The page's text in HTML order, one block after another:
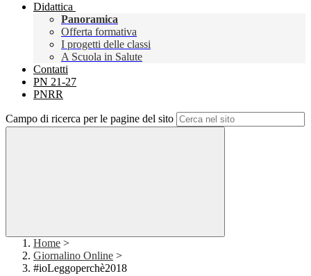
Didattica
Panoramica
Offerta formativa
I progetti delle classi
A Scuola in Salute
Contatti
PN 21-27
PNRR
Campo di ricerca per le pagine del sito
Home >
Giornalino Online >
#ioLeggoperchè2018